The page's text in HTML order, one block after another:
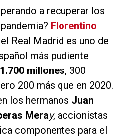
a recuperar los
Florentino
Real Madrid es uno de
más pudiente
1.700 millones, 300
200 más que en 2020.
los hermanos Juan
Meray, accionistas
componentes para el